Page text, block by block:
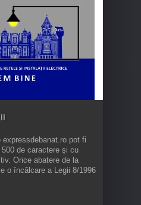
pot fi
de caractere şi cu
Orice abatere de la
o încălcare a Legii 8/1996